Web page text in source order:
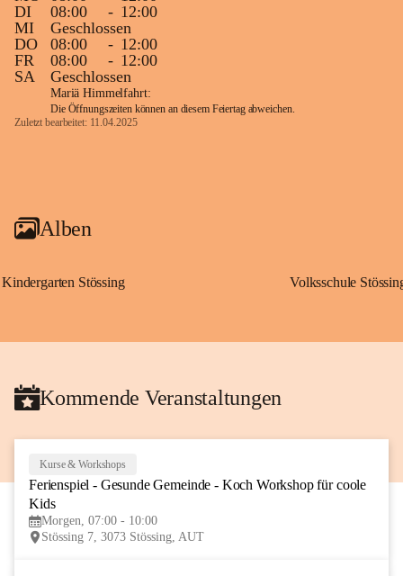
DI
08:00 - 12:00
MI
Geschlossen
DO
08:00 - 12:00
FR
08:00 - 12:00
SA
Geschlossen
Mariä Himmelfahrt:
Die Öffnungszeiten können an diesem Feiertag abweichen.
Zuletzt bearbeitet: 11.04.2025
Alben
Kindergarten Stössing Volksschule
Kommende Veranstaltungen
AUG
Kurse & Workshops
Ferienspiel - Gesunde Gemeinde - Koch Workshop für coole
Kids
Morgen, 07:00 - 10:00
Stössing 7, 3073 Stössing, AUT